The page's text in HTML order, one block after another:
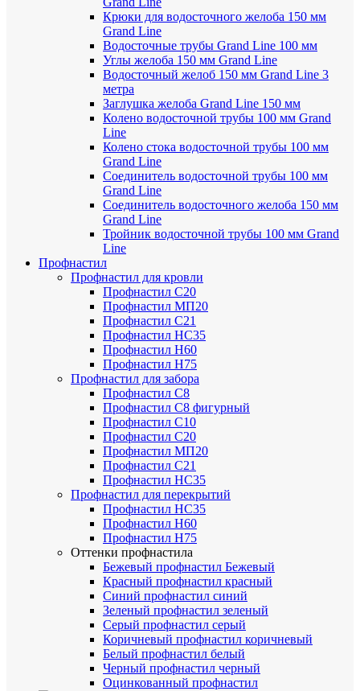
Крюки для водосточного желоба 150 мм
Grand Line
Водосточные трубы Grand Line 100 мм
Углы желоба 150 мм Grand Line
Водосточный желоб 150 мм Grand Line 3
метра
Заглушка желоба Grand Line 150 мм
Колено водосточной трубы 100 мм Grand
Line
Колено стока водосточной трубы 100 мм
Grand Line
Соединитель водосточной трубы 100 мм
Grand Line
Соединитель водосточного желоба 150 мм
Grand Line
Тройник водосточной трубы 100 мм Grand
Line
Профнастил
Профнастил для кровли
Профнастил С20
Профнастил МП20
Профнастил С21
Профнастил НС35
Профнастил Н60
Профнастил Н75
Профнастил для забора
Профнастил С8
Профнастил С8 фигурный
Профнастил С10
Профнастил С20
Профнастил МП20
Профнастил С21
Профнастил НС35
Профнастил для перекрытий
Профнастил НС35
Профнастил Н60
Профнастил Н75
Оттенки профнастила
Бежевый профнастил Бежевый
Красный профнастил красный
Синий профнастил синий
Зеленый профнастил зеленый
Серый профнастил серый
Коричневый профнастил коричневый
Белый профнастил белый
Черный профнастил черный
Оцинкованный профнастил